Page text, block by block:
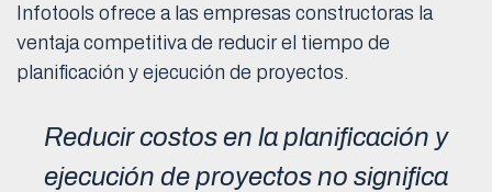
Infotools ofrece a las empresas constructoras la
ventaja competitiva de reducir el tiempo de
planificación y ejecución de proyectos.
Reducir costos en la planificación y
ejecución de proyectos no significa